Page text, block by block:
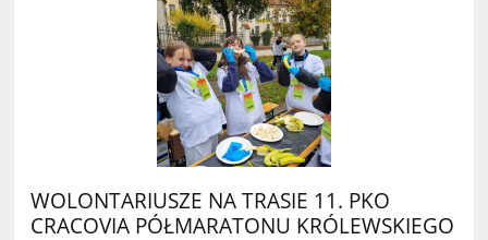
WOLONTARIUSZE NA TRASIE 11. PKO
CRACOVIA PÓŁMARATONU KRÓLEWSKIEGO